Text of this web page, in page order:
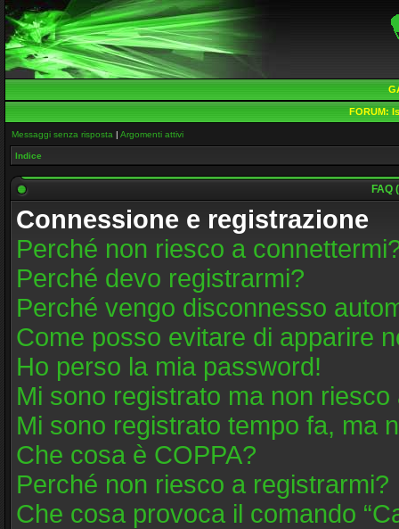
FORUM:
Messaggi senza risposta | Argomenti attivi
Indice
FAQ
Connessione e registrazione
Perché non riesco a
Perché devo registrarmi?
Perché vengo disconnesso
Come posso evitare di apparire
Ho perso la mia password!
Mi sono registrato ma non
Mi sono registrato tempo fa, ma
Che cosa è COPPA?
Perché non riesco a registrarmi?
Che cosa provoca il comando